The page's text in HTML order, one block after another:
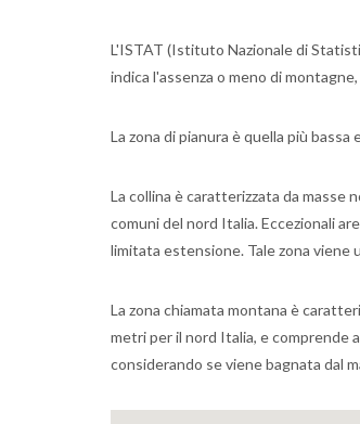
L'ISTAT (Istituto Nazionale di
indica l'assenza o meno di
La zona di pianura è quella più
La collina è caratterizzata da masse
comuni del nord Italia. Eccezionali
limitata estensione. Tale zona
La zona chiamata montana è
metri per il nord Italia, e comprende
considerando se viene bagnata dal